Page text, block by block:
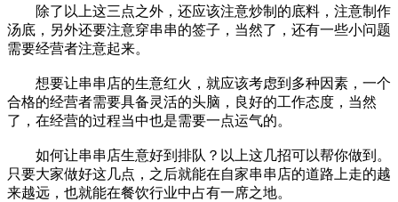
除了以上这三点之外，还应该注意炒制的底料，注意制作
汤底，另外还要注意穿串串的签子，当然了，还有一些小问题
需要经营者注意起来。
想要让串串店的生意红火，就应该考虑到多种因素，一个
合格的经营者需要具备灵活的头脑，良好的工作态度，当然
了，在经营的过程当中也是需要一点运气的。
如何让串串店生意好到排队？以上这几招可以帮你做到。
只要大家做好这几点，之后就能在自家串串店的道路上走的越
来越远，也就能在餐饮行业中占有一席之地。